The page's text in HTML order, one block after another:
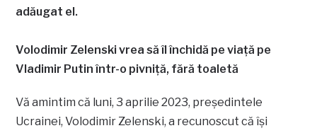
adăugat el.
Volodimir Zelenski vrea să îl închidă pe viaţă pe
Vladimir Putin într-o pivniţă, fără toaletă
Vă amintim că luni, 3 aprilie 2023, președintele
Ucrainei, Volodimir Zelenski, a recunoscut că își